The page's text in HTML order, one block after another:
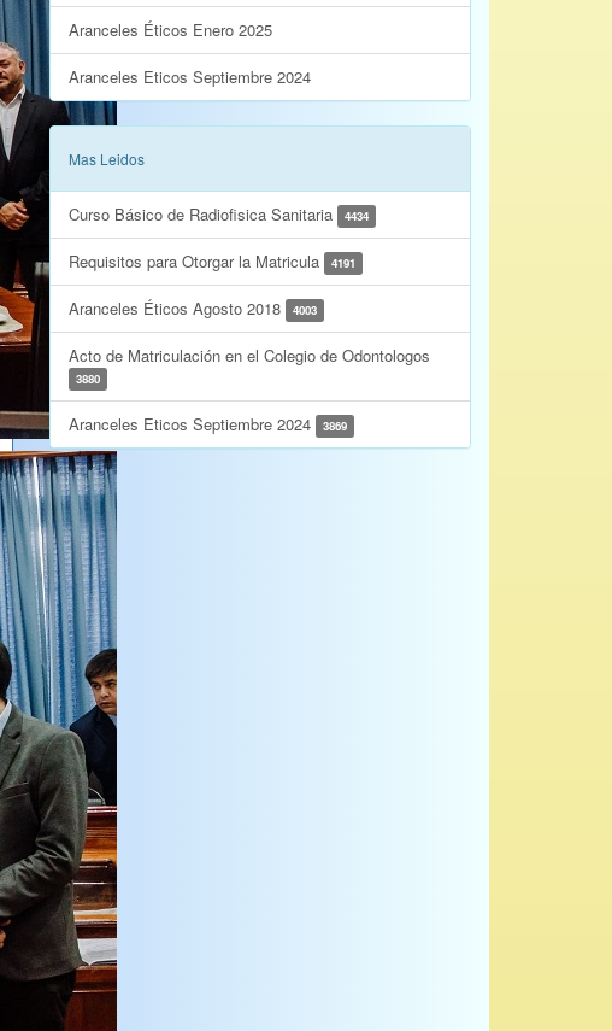
Aranceles Éticos Enero 2025
Aranceles Eticos Septiembre 2024
Mas Leidos
Curso Básico de Radiofisica Sanitaria 4434
Requisitos para Otorgar la Matricula 4191
Aranceles Éticos Agosto 2018 4003
Acto de Matriculación en el Colegio de Odontologos
3880
Aranceles Eticos Septiembre 2024 3869